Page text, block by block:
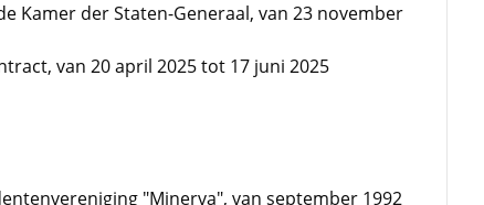
Kamer der Staten-Generaal, van 23 november
van 20 april 2025 tot 17 juni 2025
"Minerva", van september 1992